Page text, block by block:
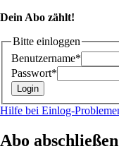
Dein Abo zählt!
Bitte einloggen
Benutzername*
Passwort*
Hilfe bei Einlog-
Abo abschließen